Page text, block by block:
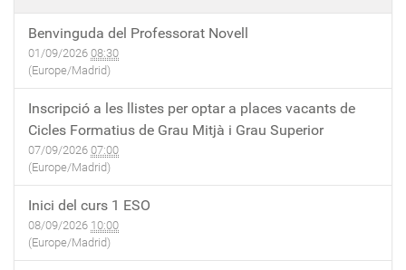
Benvinguda del Professorat Novell
01/09/2026 08:30
(Europe/Madrid)
Inscripció a les llistes per optar a places vacants de
Cicles Formatius de Grau Mitjà i Grau Superior
07/09/2026 07:00
(Europe/Madrid)
Inici del curs 1 ESO
08/09/2026 10:00
(Europe/Madrid)